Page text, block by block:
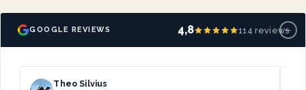
GOOGLE REVIEWS 4,8 114 reviews−
Theo Silvius